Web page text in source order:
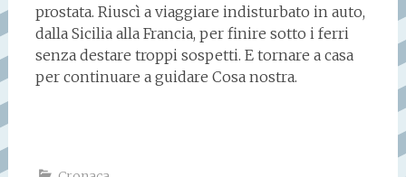
prostata. Riuscì a viaggiare indisturbato in auto,
dalla Sicilia alla Francia, per finire sotto i ferri
senza destare troppi sospetti. E tornare a casa
per continuare a guidare Cosa nostra.